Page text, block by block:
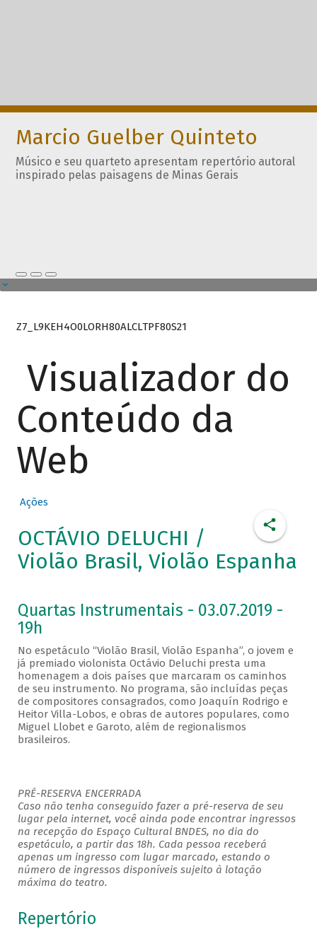
Marcio Guelber Quinteto
Músico e seu quarteto apresentam repertório autoral
inspirado pelas paisagens de Minas Gerais
Z7_L9KEH4O0LORH80ALCLTPF80S21
Visualizador do
Conteúdo da
Web
Ações
OCTÁVIO DELUCHI /
Violão Brasil, Violão Espanha
Quartas Instrumentais - 03.07.2019 -
19h
No espetáculo “Violão Brasil, Violão Espanha”, o jovem e
já premiado violonista Octávio Deluchi presta uma
homenagem a dois países que marcaram os caminhos
de seu instrumento. No programa, são incluídas peças
de compositores consagrados, como Joaquín Rodrigo e
Heitor Villa-Lobos, e obras de autores populares, como
Miguel Llobet e Garoto, além de regionalismos
brasileiros.
PRÉ-RESERVA ENCERRADA
Caso não tenha conseguido fazer a pré-reserva de seu
lugar pela internet, você ainda pode encontrar ingressos
na recepção do Espaço Cultural BNDES, no dia do
espetáculo, a partir das 18h. Cada pessoa receberá
apenas um ingresso com lugar marcado, estando o
número de ingressos disponíveis sujeito à lotação
máxima do teatro.
Repertório